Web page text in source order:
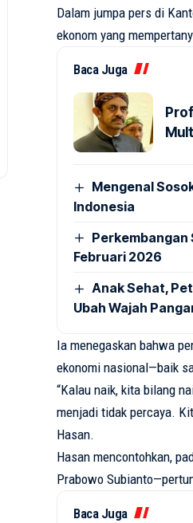
Dalam jumpa pers di
ekonom yang
Baca Juga
Mengenal
Indonesia
Perkembangan
Februari 2026
Anak Sehat,
Ubah Wajah
Ia menegaskan bahwa
ekonomi nasional—baik
“Kalau naik, kita bilang
menjadi tidak percaya.
Hasan.
Hasan mencontohkan,
Prabowo
Baca Juga